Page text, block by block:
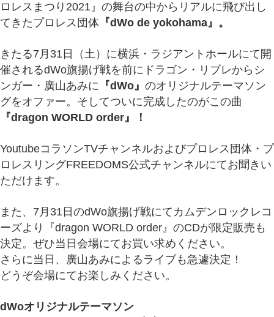
ロレスまつり2021』の舞台の中からリアルに飛び出し
てきたプロレス団体 『dWo de yokohama』。
きたる7月31日（土）に横浜・ラジアントホールにて開
催されるdWo旗揚げ戦を前にドラゴン・リブレからシ
ンガー・廣山あみに 『dWo』 のオリジナルテーマソン
グをオファー。そしてついに完成したのがこの曲
『dragon WORLD order』！
YoutubeコラソンTVチャンネルおよびプロレス団体・プ
ロレスリングFREEDOMS公式チャンネルにてお聞きい
ただけます。
また、7月31日のdWo旗揚げ戦にてカムデンロックレコ
ーズより『dragon WORLD order』のCDが限定販売も
決定。ぜひ当日会場にてお買い求めください。
さらに当日、廣山あみによるライブも急遽決定！
どうぞ会場にてお楽しみください。
dWoオリジナルテーマソン